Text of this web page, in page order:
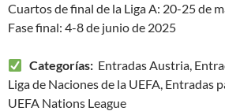
Cuartos de final de la Liga A: 20-25 de
Fase final: 4-8 de junio de 2025
Categorías: Entradas Austria,
Liga de Naciones de la UEFA, Entradas
UEFA Nations League